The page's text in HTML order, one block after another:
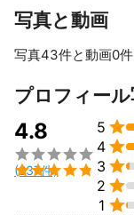
事前の打ち合わせを
疑問点はお気軽にお
写真と動画
写真43件と動画0件
プロフィール
4.8


(237件)
5 
4 
3 
2 
1 